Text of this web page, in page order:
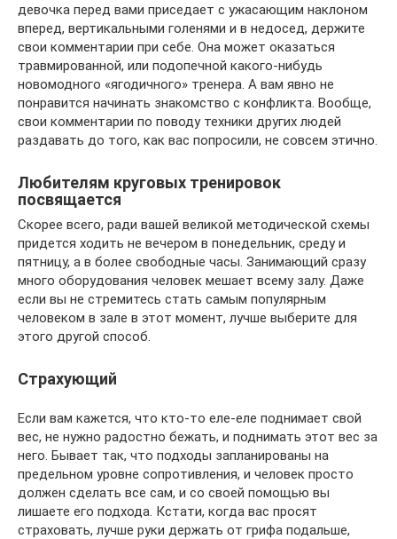
девочка перед вами приседает с ужасающим наклоном
вперед, вертикальными голенями и в недосед, держите
свои комментарии при себе. Она может оказаться
травмированной, или подопечной какого-нибудь
новомодного «ягодичного» тренера. А вам явно не
понравится начинать знакомство с конфликта. Вообще,
свои комментарии по поводу техники других людей
раздавать до того, как вас попросили, не совсем этично.
Любителям круговых тренировок
посвящается
Скорее всего, ради вашей великой методической схемы
придется ходить не вечером в понедельник, среду и
пятницу, а в более свободные часы. Занимающий сразу
много оборудования человек мешает всему залу. Даже
если вы не стремитесь стать самым популярным
человеком в зале в этот момент, лучше выберите для
этого другой способ.
Страхующий
Если вам кажется, что кто-то еле-еле поднимает свой
вес, не нужно радостно бежать, и поднимать этот вес за
него. Бывает так, что подходы запланированы на
предельном уровне сопротивления, и человек просто
должен сделать все сам, и со своей помощью вы
лишаете его подхода. Кстати, когда вас просят
страховать, лучше руки держать от грифа подальше,